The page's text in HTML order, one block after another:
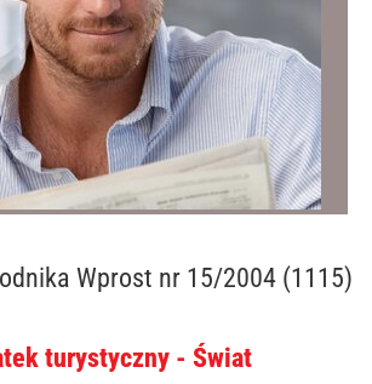
Wprost nr 15/2004 (1115)
turystyczny - Świat